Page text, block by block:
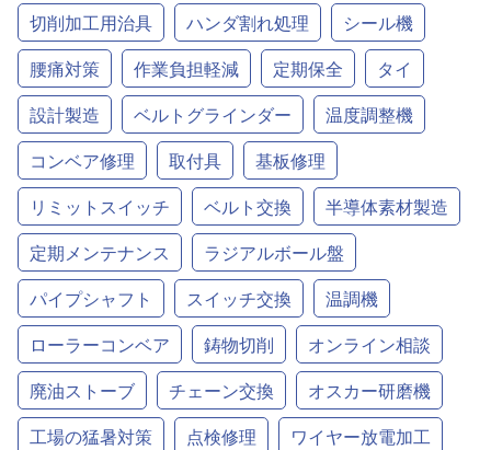
切削加工用治具
ハンダ割れ処理
シール機
腰痛対策
作業負担軽減 定期保全
タイ
設計製造
ベルトグラインダー
温度調整機
コンベア修理
取付具
基板修理
リミットスイッチ
ベルト交換
半導体素材製造
定期メンテナンス
ラジアルボール盤
パイプシャフト
スイッチ交換
温調機
ローラーコンベア
鋳物切削
オンライン相談
廃油ストーブ
チェーン交換
オスカー研磨機
工場の猛暑対策
点検修理
ワイヤー放電加工